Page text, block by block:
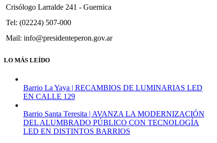
Dr.
y
Crisólogo Larralde 241 - Guernica
Tel: (02224) 507-000
Mail: info@presidenteperon.gov.ar
LO MÁS LEÍDO
Barrio La Yaya | RECAMBIOS DE LUMINARIAS LED
EN CALLE 129
Barrio Santa Teresita | AVANZA LA MODERNIZACIÓN
DEL ALUMBRADO PÚBLICO CON TECNOLOGÍA
LED EN DISTINTOS BARRIOS